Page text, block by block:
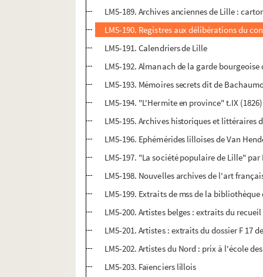
LM5-189. Archives anciennes de Lille :
LM5-190. Registres aux délibérations du
LM5-191. Calendriers de Lille
LM5-192. Almanach de la garde bourgeoise
LM5-193. Mémoires secrets dit de
LM5-194. "L'Hermite en province" t.IX (1826)
LM5-195. Archives historiques et littéraires
LM5-196. Ephémérides lilloises de Van
LM5-197. "La société populaire de Lille" par
LM5-198. Nouvelles archives de l'art
LM5-199. Extraits de mss de la bibliothèque
LM5-200. Artistes belges : extraits du
LM5-201. Artistes : extraits du dossier F 17
LM5-202. Artistes du Nord : prix à l'école
LM5-203. Faïenciers lillois